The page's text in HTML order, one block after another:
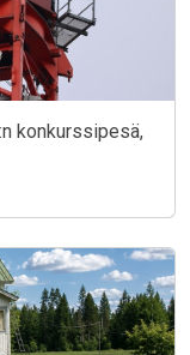
konkurssipesä,